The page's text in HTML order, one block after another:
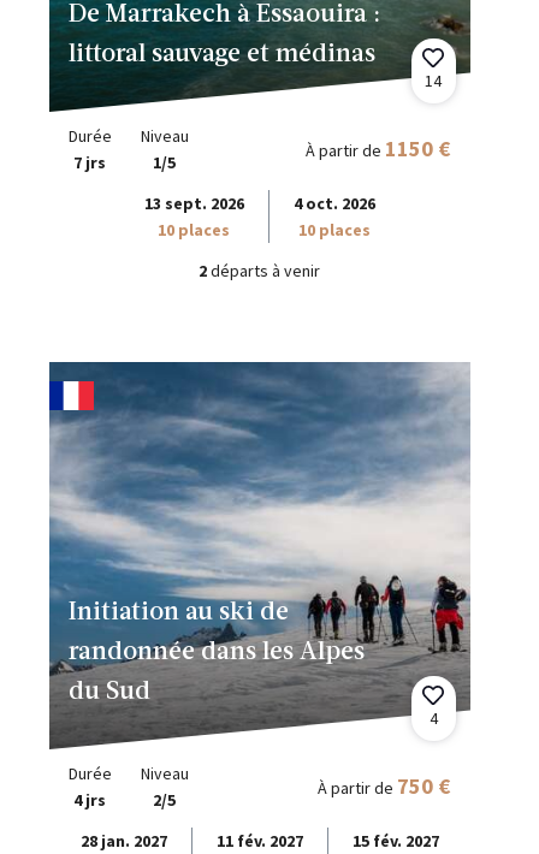
De Marrakech à Essaouira :
littoral sauvage et médinas
14
Durée
7 jrs
Niveau
1/5
À partir de 1150 €
13 sept. 2026
10 places
4 oct. 2026
10 places
2départs à venir
Initiation au ski de
randonnée dans les Alpes
du Sud
4
Durée
4 jrs
Niveau
2/5
À partir de 750 €
28 jan. 2027 11 fév. 2027 15 fév. 2027